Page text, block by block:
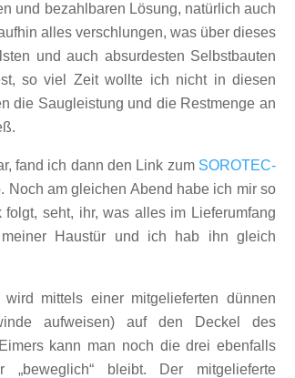
und bezahlbaren Lösung, natürlich auch
alles verschlungen, was über dieses
und auch absurdesten Selbstbauten
so viel Zeit wollte ich nicht in diesen
die Saugleistung und die Restmenge an
fand ich dann den Link zum SOROTEC-
Noch am gleichen Abend habe ich mir so
seht, ihr, was alles im Lieferumfang
Haustür und ich hab ihn gleich
mittels einer mitgelieferten dünnen
aufweisen) auf den Deckel des
kann man noch die drei ebenfalls
bleibt. Der mitgelieferte